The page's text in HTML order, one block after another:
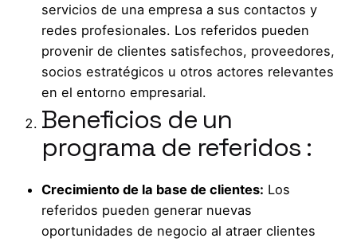
servicios de una empresa a sus contactos y
redes profesionales. Los referidos pueden
provenir de clientes satisfechos, proveedores,
socios estratégicos u otros actores relevantes
en el entorno empresarial.
Beneficios de un
programa de referidos :
Crecimiento de la base de clientes: Los
referidos pueden generar nuevas
oportunidades de negocio al atraer clientes